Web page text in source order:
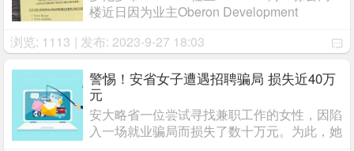
楼近日因为业主Oberon Development
论，该公寓楼最近贴出一张通知单（右图），
电动摩托车、 ...
浏览: 1113 | 发布: 2023-9-27 18:03
警惕！安省女子遭遇招聘骗局 损失近40万
元
安大略省一位尝试寻找兼职工作的女性，因陷
入一场就业骗局而损失了数十万元。为此，她